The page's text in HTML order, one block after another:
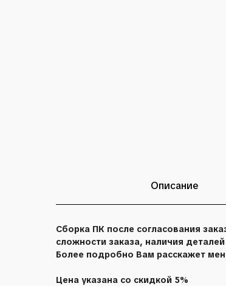
Описание
Сборка ПК после согласования
сложности заказа, наличия
Более подробно Вам расскажет
Цена указана со скидкой 5%